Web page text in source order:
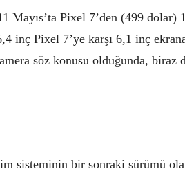
Mayıs’ta Pixel 7’den (499 dolar)
inç Pixel 7’ye karşı 6,1 inç
söz konusu olduğunda, biraz
sisteminin bir sonraki sürümü